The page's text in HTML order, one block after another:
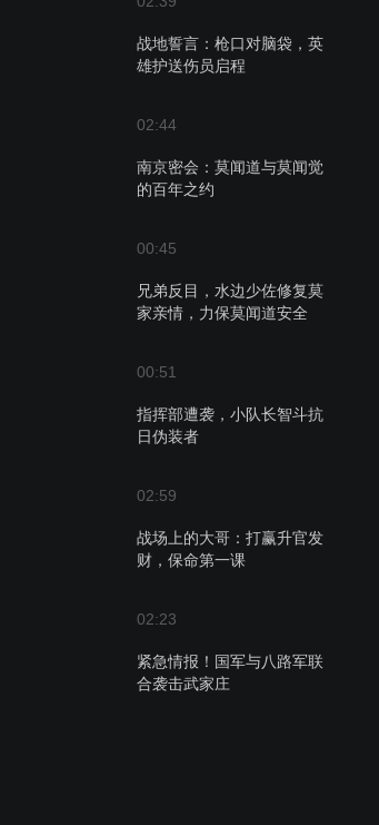
战地誓言：枪口对脑袋，英
雄护送伤员启程
02:44
南京密会：莫闻道与莫闻觉
的百年之约
00:45
兄弟反目，水边少佐修复莫
家亲情，力保莫闻道安全
00:51
指挥部遭袭，小队长智斗抗
日伪装者
02:59
战场上的大哥：打赢升官发
财，保命第一课
02:23
紧急情报！国军与八路军联
合袭击武家庄